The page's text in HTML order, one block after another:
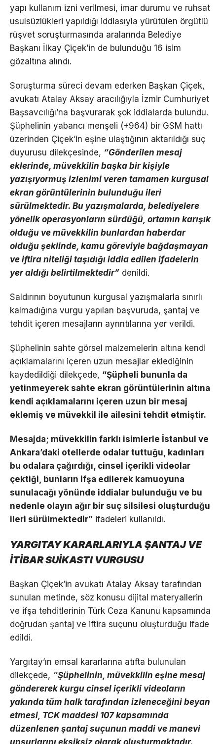
yapı kullanım izni verilmesi, imar durumu ve ruhsat
usulsüzlükleri yapıldığı iddiasıyla yürütülen örgütlü
rüşvet soruşturmasında aralarında Belediye
Başkanı İlkay Çiçek’in de bulunduğu 16 isim
gözaltına alındı.
Soruşturma süreci devam ederken Başkan Çiçek,
avukatı Atalay Aksay aracılığıyla İzmir Cumhuriyet
Başsavcılığı’na başvurarak şok iddialarda bulundu.
Şüphelinin yabancı menşeli (+964) bir GSM hattı
üzerinden Çiçek’in eşine ulaştığının aktarıldığı suç
duyurusu dilekçesinde, “Gönderilen mesaj
eklerinde, müvekkilin başka bir kişiyle
yazışıyormuş izlenimi veren tamamen kurgusal
ekran görüntülerinin bulunduğu ileri
sürülmektedir. Bu yazışmalarda, belediyelere
yönelik operasyonların sürdüğü, ortamın karışık
olduğu ve müvekkilin bunlardan haberdar
olduğu şeklinde, kamu göreviyle bağdaşmayan
ve iftira niteliği taşıdığı iddia edilen ifadelerin
yer aldığı belirtilmektedir” denildi.
Saldırının boyutunun kurgusal yazışmalarla sınırlı
kalmadığına vurgu yapılan başvuruda, şantaj ve
tehdit içeren mesajların ayrıntılarına yer verildi.
Şüphelinin sahte görsel malzemelerin altına kendi
açıklamalarını içeren uzun mesajlar eklediğinin
kaydedildiği dilekçede, “Şüpheli bununla da
yetinmeyerek sahte ekran görüntülerinin altına
kendi açıklamalarını içeren uzun bir mesaj
eklemiş ve müvekkil ile ailesini tehdit etmiştir.
Mesajda; müvekkilin farklı isimlerle İstanbul ve
Ankara’daki otellerde odalar tuttuğu, kadınları
bu odalara çağırdığı, cinsel içerikli videolar
çektiği, bunların ifşa edilerek kamuoyuna
sunulacağı yönünde iddialar bulunduğu ve bu
nedenle olayın ağır bir suç silsilesi oluşturduğu
ileri sürülmektedir” ifadeleri kullanıldı.
YARGITAY KARARLARIYLA ŞANTAJ VE
İTİBAR SUİKASTI VURGUSU
Başkan Çiçek’in avukatı Atalay Aksay tarafından
sunulan metinde, söz konusu dijital materyallerin
ve ifşa tehditlerinin Türk Ceza Kanunu kapsamında
doğrudan şantaj ve iftira suçunu oluşturduğu ifade
edildi.
Yargıtay’ın emsal kararlarına atıfta bulunulan
dilekçede, “Şüphelinin, müvekkilin eşine mesaj
göndererek kurgu cinsel içerikli videoların
yakında tüm halk tarafından izleneceğini beyan
etmesi, TCK maddesi 107 kapsamında
düzenlenen şantaj suçunun maddi ve manevi